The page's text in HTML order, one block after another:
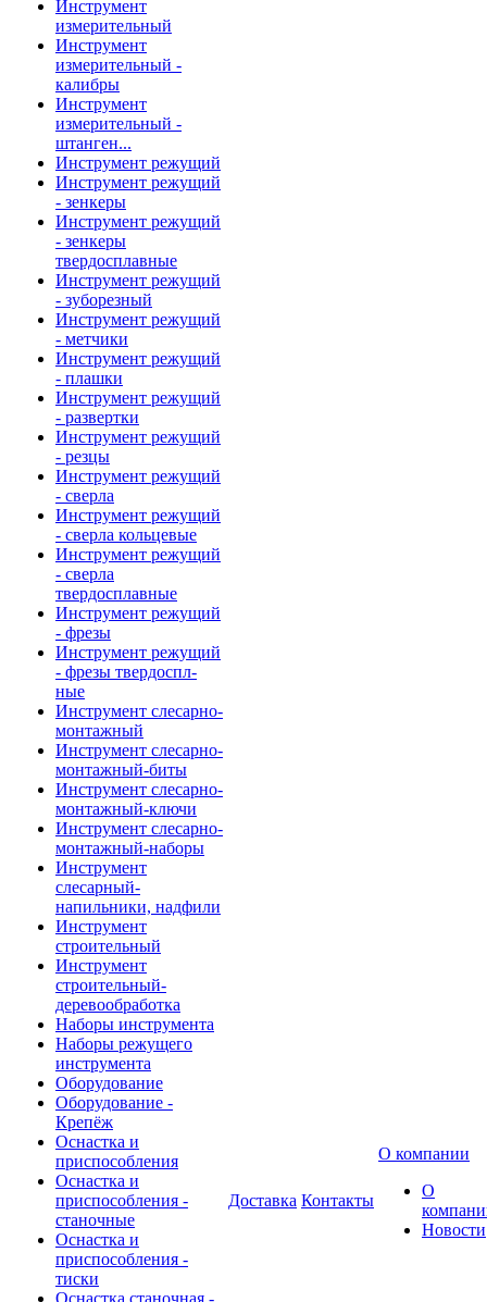
Инструмент
измерительный
Инструмент
измерительный -
калибры
Инструмент
измерительный -
штанген...
Инструмент режущий
Инструмент режущий
- зенкеры
Инструмент режущий
- зенкеры
твердосплавные
Инструмент режущий
- зуборезный
Инструмент режущий
- метчики
Инструмент режущий
- плашки
Инструмент режущий
- развертки
Инструмент режущий
- резцы
Инструмент режущий
- сверла
Инструмент режущий
- сверла кольцевые
Инструмент режущий
- сверла
твердосплавные
Инструмент режущий
- фрезы
Инструмент режущий
- фрезы твердоспл-
ные
Инструмент слесарно-
монтажный
Инструмент слесарно-
монтажный-биты
Инструмент слесарно-
монтажный-ключи
Инструмент слесарно-
монтажный-наборы
Инструмент
слесарный-
напильники, надфили
Инструмент
строительный
Инструмент
строительный-
деревообработка
Наборы инструмента
Наборы режущего
инструмента
Оборудование
Оборудование -
Крепёж
Оснастка и
приспособления
Оснастка и
приспособления -
станочные
Оснастка и
приспособления -
тиски
Оснастка станочная -
Доставка Контакты
О компании
О
Новости